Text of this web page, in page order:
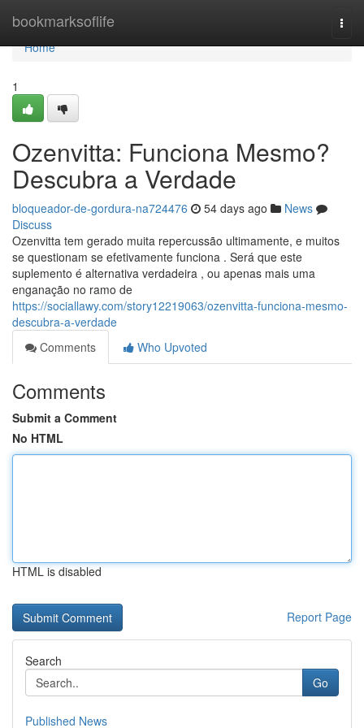
bookmarksoflife
Home
Home
1
Ozenvitta: Funciona Mesmo?
Descubra a Verdade
bloqueador-de-gordura-na724476 54 days ago
News
Discuss
Ozenvitta tem gerado muita repercussão ultimamente, e muitos
se questionam se efetivamente funciona . Será que este
suplemento é alternativa verdadeira , ou apenas mais uma
enganação no ramo de
https://sociallawy.com/story12219063/ozenvitta-funciona-mesmo-
descubra-a-verdade
Comments
Who Upvoted
Comments
Submit a Comment
No HTML
HTML is disabled
Report Page
Search
Go
Published News